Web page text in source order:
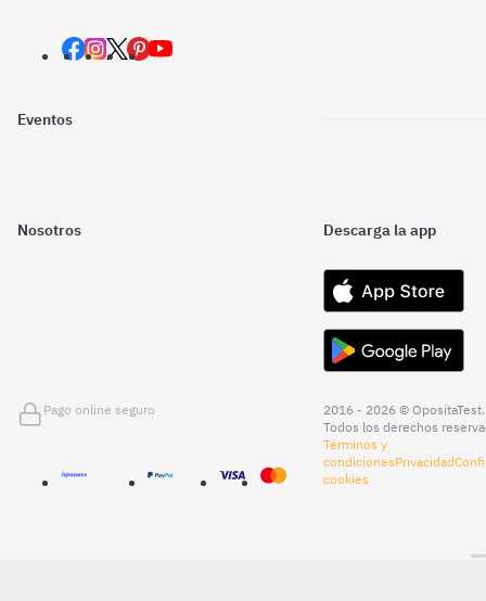
Eventos
Nosotros Descarga la app
Pago online seguro
2016 - 2026 © OpositaTest.
Todos los derechos
Términos y
condicionesPrivacidad
cookies